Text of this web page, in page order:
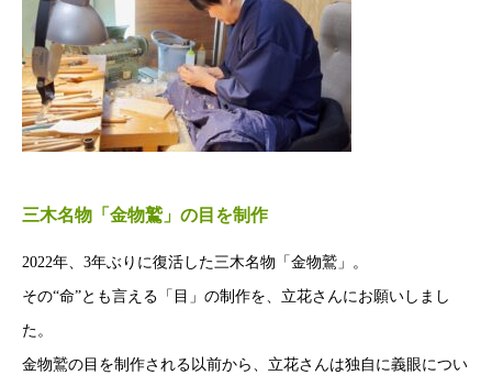
三⽊名物「⾦物鷲」の⽬を制作
2022年、3年ぶりに復活した三⽊名物「⾦物鷲」。
その“命”とも⾔える「⽬」の制作を、⽴花さんにお願いしまし
た。
⾦物鷲の⽬を制作される以前から、⽴花さんは独⾃に義眼につい